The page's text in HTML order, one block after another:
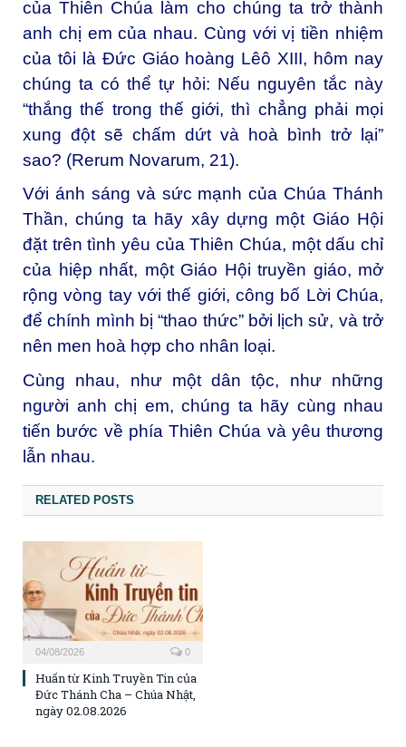
của Thiên Chúa làm cho chúng ta trở thành
anh chị em của nhau. Cùng với vị tiền nhiệm
của tôi là Đức Giáo hoàng Lêô XIII, hôm nay
chúng ta có thể tự hỏi: Nếu nguyên tắc này
“thắng thế trong thế giới, thì chẳng phải mọi
xung đột sẽ chấm dứt và hoà bình trở lại”
sao? (Rerum Novarum, 21).
Với ánh sáng và sức mạnh của Chúa Thánh
Thần, chúng ta hãy xây dựng một Giáo Hội
đặt trên tình yêu của Thiên Chúa, một dấu chỉ
của hiệp nhất, một Giáo Hội truyền giáo, mở
rộng vòng tay với thế giới, công bố Lời Chúa,
để chính mình bị “thao thức” bởi lịch sử, và trở
nên men hoà hợp cho nhân loại.
Cùng nhau, như một dân tộc, như những
người anh chị em, chúng ta hãy cùng nhau
tiến bước về phía Thiên Chúa và yêu thương
lẫn nhau.
RELATED POSTS
04/08/2026 0
Huấn từ Kinh Truyền Tin của
Đức Thánh Cha – Chúa Nhật,
ngày 02.08.2026